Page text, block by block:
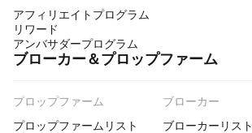
アフィリエイトプログラム
リワード
アンバサダープログラム
ブローカー＆プロップファーム
プロップファーム
プロップファームリスト
ブローカー
ブローカーリスト